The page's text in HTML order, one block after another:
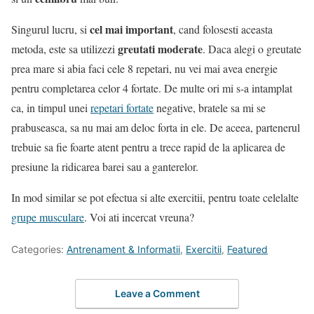
Singurul lucru, si cel mai important, cand folosesti aceasta
metoda, este sa utilizezi greutati moderate. Daca alegi o greutate
prea mare si abia faci cele 8 repetari, nu vei mai avea energie
pentru completarea celor 4 fortate. De multe ori mi s-a intamplat
ca, in timpul unei repetari fortatenegative, bratele sa mi se
prabuseasca, sa nu mai am deloc forta in ele. De aceea, partenerul
trebuie sa fie foarte atent pentru a trece rapid de la aplicarea de
presiune la ridicarea barei sau a ganterelor.
In mod similar se pot efectua si alte exercitii, pentru toate celelalte
grupe musculare. Voi ati incercat vreuna?
Categories: Antrenament & Informatii, Exercitii, Featured
Leave a Comment